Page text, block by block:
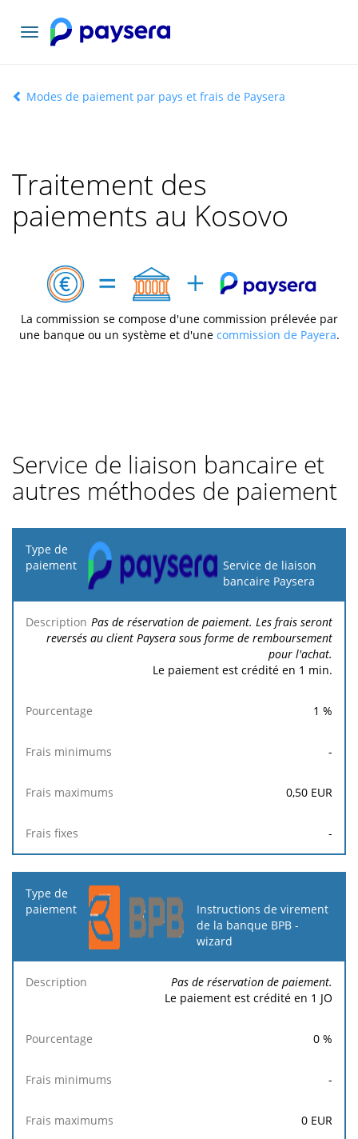
Basculer
Modes de paiement par pays et frais de Paysera
Traitement des
paiements au Kosovo
La commission se compose d'une commission prélevée par
une banque ou un système et d'une commission de Payera.
Service de liaison bancaire et
autres méthodes de paiement
Type de
paiement
Frais
minimums
Frais
maximums
Service de liaison
bancaire Paysera
Pas de réservation de paiement. Les frais seront
reversés au client Paysera sous forme de remboursement
pour l'achat.
Le paiement est crédité en 1 min.
1 %
-
0,50 EUR
-
Instructions de virement
de la banque BPB -
wizard
Pas de réservation de paiement.
Le paiement est crédité en 1 JO
0 %
-
0 EUR